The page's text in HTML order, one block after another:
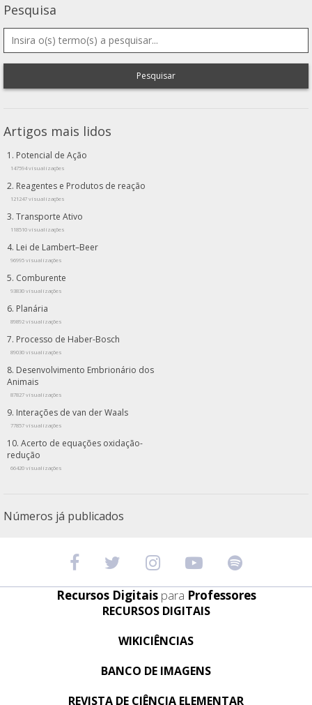
Pesquisa
Pesquisar
Artigos mais lidos
Potencial de Ação
147594 visualizações
Reagentes e Produtos de reação
121247 visualizações
Transporte Ativo
118510 visualizações
Lei de Lambert–Beer
96995 visualizações
Comburente
93830 visualizações
Planária
89892 visualizações
Processo de Haber-Bosch
89030 visualizações
Desenvolvimento Embrionário dos
Animais
87827 visualizações
Interações de van der Waals
77857 visualizações
Acerto de equações oxidação-
redução
66420 visualizações
Números já publicados
Recursos Digitais para Professores
RECURSOS DIGITAIS
WIKICIÊNCIAS
BANCO DE IMAGENS
REVISTA DE CIÊNCIA ELEMENTAR